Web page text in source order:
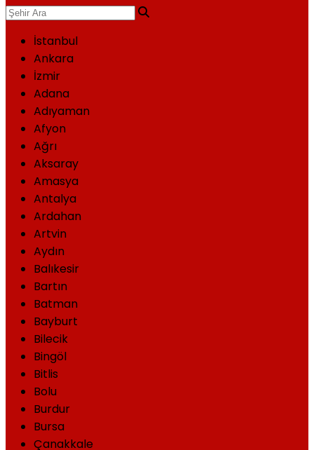
İstanbul
Ankara
İzmir
Adana
Adıyaman
Afyon
Ağrı
Aksaray
Amasya
Antalya
Ardahan
Artvin
Aydın
Balıkesir
Bartın
Batman
Bayburt
Bilecik
Bingöl
Bitlis
Bolu
Burdur
Bursa
Çanakkale